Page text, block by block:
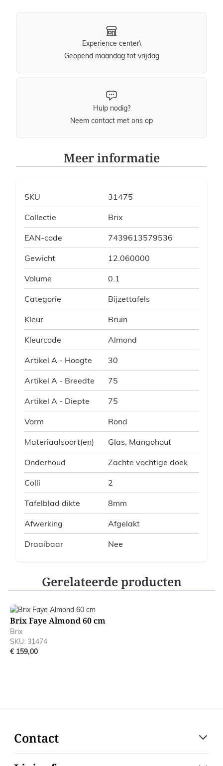
Experience center\
Geopend maandag tot vrijdag
Hulp nodig?
Neem contact met ons op
Meer informatie
SKU 31475
Collectie Brix
EAN-code 7439613579536
Gewicht 12.060000
Volume 0.1
Categorie Bijzettafels
Kleur Bruin
Kleurcode Almond
Artikel A - Hoogte 30
Artikel A - Breedte 75
Artikel A - Diepte 75
Vorm Rond
Materiaalsoort(en) Glas, Mangohout
Onderhoud Zachte vochtige doek
Colli 2
Tafelblad dikte 8mm
Afwerking Afgelakt
Draaibaar Nee
Gerelateerde producten
Navigating through the elements of the carousel is
Press to skip carousel
Brix Faye Almond 60 cm
Brix
SKU: 31474
€ 159,00
Contact